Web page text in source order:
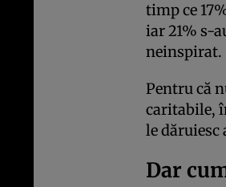
timp ce
iar 21% s-
neinspirat.
Pentru că
caritabile,
le dăruiesc
Dar